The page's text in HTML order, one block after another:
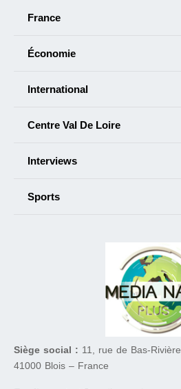
France
Économie
International
Centre Val De Loire
Interviews
Sports
Siège social : 11, rue de Bas-Rivière
41000 Blois – France